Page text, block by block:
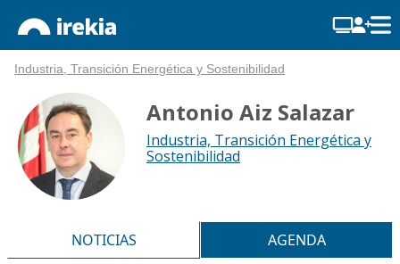
Industria, Transición Energética y Sostenibilidad
Antonio Aiz Salazar
Industria, Transición Energética y
Sostenibilidad
NOTICIAS
AGENDA